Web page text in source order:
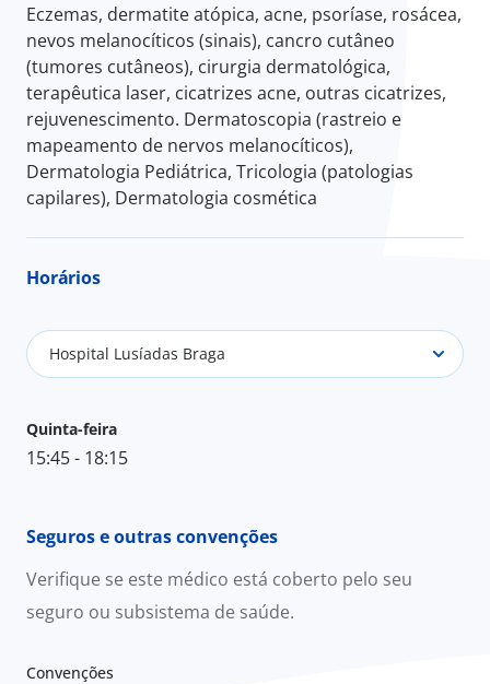
Eczemas, dermatite atópica, acne, psoríase, rosácea,
nevos melanocíticos (sinais), cancro cutâneo
(tumores cutâneos), cirurgia dermatológica,
terapêutica laser, cicatrizes acne, outras cicatrizes,
rejuvenescimento. Dermatoscopia (rastreio e
mapeamento de nervos melanocíticos),
Dermatologia Pediátrica, Tricologia (patologias
capilares), Dermatologia cosmética
Horários
Hospital Lusíadas Braga
Quinta-feira
15:45 - 18:15
Seguros e outras convenções
Verifique se este médico está coberto pelo seu
seguro ou subsistema de saúde.
Convenções